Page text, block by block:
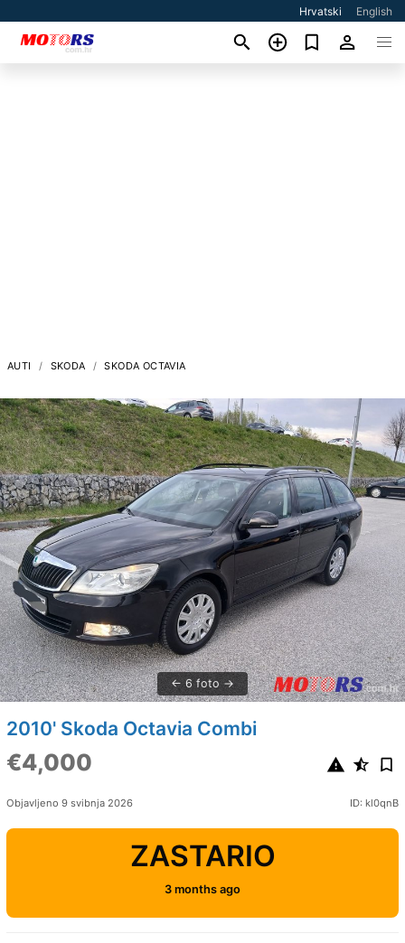
Hrvatski English
AUTI SKODA SKODA OCTAVIA
6 foto
2010' Skoda Octavia Combi
€4,000
Objavljeno 9 svibnja 2026 ID: kl0qnB
ZASTARIO
3 months ago